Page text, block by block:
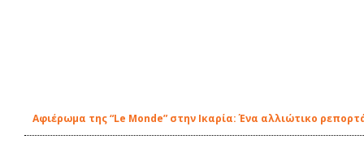
Αφιέρωμα της “Le Monde” στην Ικαρία: Ένα αλλιώτικο